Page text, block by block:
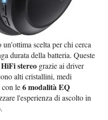
un'ottima scelta per chi cerca
durata della batteria. Queste
HiFi stereo grazie ai driver
alti cristallini, medi
con le6 modalità EQ
l'esperienza di ascolto in